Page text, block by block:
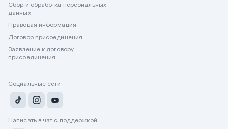
Сбор и обработка персональных
данных
Правовая информация
Договор присоединения
Заявление к договору
присоединения
Социальные сети
Написать в чат с поддержкой